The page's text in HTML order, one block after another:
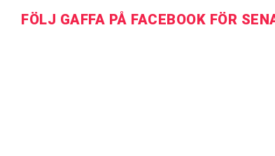
FÖLJ GAFFA PÅ FACEBOOK FÖR